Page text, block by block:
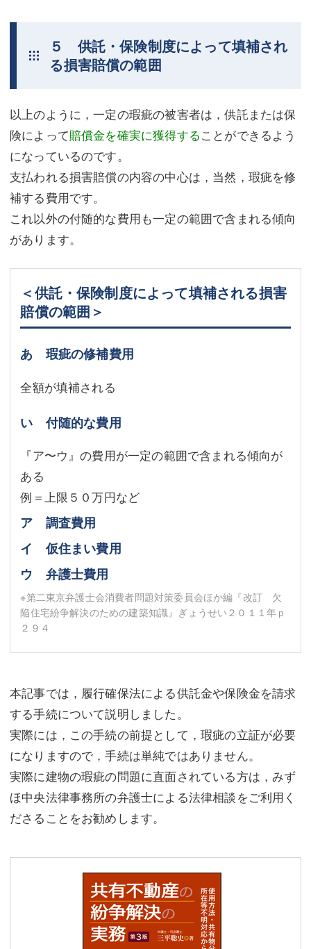
５ 供託・保険制度によって填補され
る損害賠償の範囲
以上のように，一定の瑕疵の被害者は，供託または保
険によって賠償金を確実に獲得することができるよう
になっているのです。
支払われる損害賠償の内容の中心は，当然，瑕疵を修
補する費用です。
これ以外の付随的な費用も一定の範囲で含まれる傾向
があります。
＜供託・保険制度によって填補される損害
賠償の範囲＞
あ 瑕疵の修補費用
全額が填補される
い 付随的な費用
『ア〜ウ』の費用が一定の範囲で含まれる傾向が
ある
例＝上限５０万円など
ア 調査費用
イ 仮住まい費用
ウ 弁護士費用
※第二東京弁護士会消費者問題対策委員会ほか編『改訂 欠
陥住宅紛争解決のための建築知識』ぎょうせい２０１１年ｐ
２９４
本記事では，履行確保法による供託金や保険金を請求
する手続について説明しました。
実際には，この手続の前提として，瑕疵の立証が必要
になりますので，手続は単純ではありません。
実際に建物の瑕疵の問題に直面されている方は，みず
ほ中央法律事務所の弁護士による法律相談をご利用く
ださることをお勧めします。